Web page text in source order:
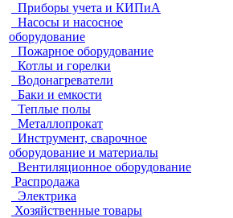
Приборы учета и КИПиА
Насосы и насосное
оборудование
Пожарное оборудование
Котлы и горелки
Водонагреватели
Баки и емкости
Теплые полы
Металлопрокат
Инструмент, сварочное
оборудование и материалы
Вентиляционное оборудование
Распродажа
Электрика
Хозяйственные товары